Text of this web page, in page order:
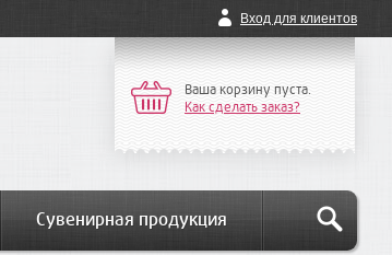
Вход для клиентов
Ваша корзину пуста.
Как сделать заказ?
Сувенирная продукция